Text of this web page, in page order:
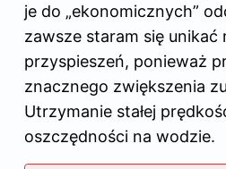
je do „ekonomicznych”
zawsze staram się unikać
przyspieszeń, ponieważ
znacznego zwiększenia
Utrzymanie stałej
oszczędności na wodzie.